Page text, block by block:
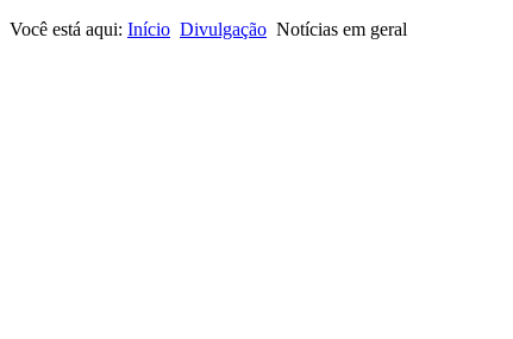
Você está aqui: Início Divulgação Notícias em geral